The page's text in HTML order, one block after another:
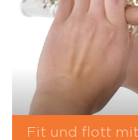
Fit und flott